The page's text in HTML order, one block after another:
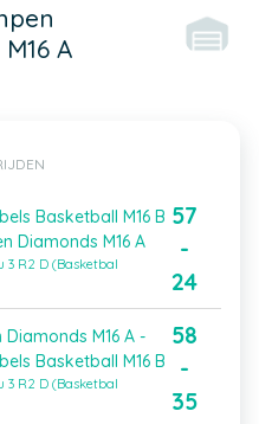
A
Basketball M16 B
Diamonds M16 A
3 R2 D (Basketbal
57
-
24
M16 A -
Basketball M16 B
3 R2 D (Basketbal
58
-
35